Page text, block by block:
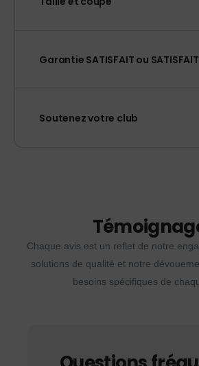
Garantie SATISFAIT ou SATISFAIT
Soutenez votre club
Chaque avis est un reflet de notre
solutions de qualité et notre
besoins spécifiques de